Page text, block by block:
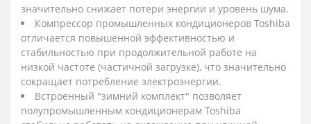
значительно снижает потери энергии и уровень шума.
Компрессор промышленных кондиционеров Toshiba
отличается повышенной эффективностью и
стабильностью при продолжительной работе на
низкой частоте (частичной загрузке), что значительно
сокращает потребление электроэнергии.
Встроенный "зимний комплект" позволяет
полупромышленным кондиционерам Toshiba